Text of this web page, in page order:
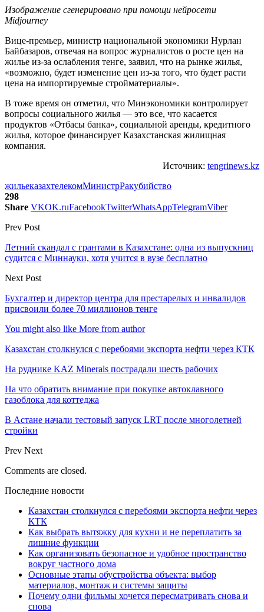
Изображение сгенерировано при помощи нейросети
Midjourney
Вице-премьер, министр национальной экономики Нурлан
Байбазаров, отвечая на вопрос журналистов о росте цен на
жилье из-за ослабления тенге, заявил, что на рынке жилья,
«возможно, будет изменение цен из-за того, что будет расти
цена на импортируемые стройматериалы».
В тоже время он отметил, что Минэкономики контролирует
вопросы социального жилья — это все, что касается
продуктов «Отбасы банка», социальной аренды, кредитного
жилья, которое финансирует Казахстанская жилищная
компания.
Источник: tengrinews.kz
жильеказахтелекомМинистрРакубийство
298
Share VKOK.ruFacebookTwitterWhatsAppTelegramViber
Prev Post
Летний скандал с грантами в Казахстане: одна из выпускниц
судится с Миннауки, хотя учится в вузе бесплатно
Next Post
Бухгалтер и директор центра для престарелых и инвалидов
присвоили более 70 миллионов тенге
You might also like More from author
Казахстан столкнулся с перебоями экспорта нефти через КТК
На руднике KAZ Minerals пострадали шесть рабочих
На что обратить внимание при покупке автоклавного
газоблока для коттеджа
В Астане начали тестовый запуск LRT после многолетней
стройки
Prev Next
Comments are closed.
Последние новости
Казахстан столкнулся с перебоями экспорта нефти через
КТК
Как выбрать вытяжку для кухни и не переплатить за
лишние функции
Как организовать безопасное и удобное пространство
вокруг частного дома
Основные этапы обустройства объекта: выбор
материалов, монтаж и системы защиты
Почему одни фильмы хочется пересматривать снова и
снова